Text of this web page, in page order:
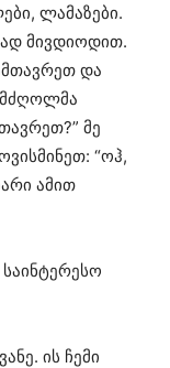
ლამაზები.
მივდიოდით.
და
მე
“ოჰ,
ამით
ის ჩემი